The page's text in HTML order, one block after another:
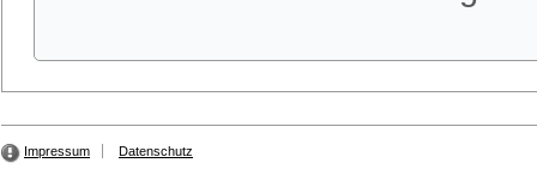
Impressum Datenschutz